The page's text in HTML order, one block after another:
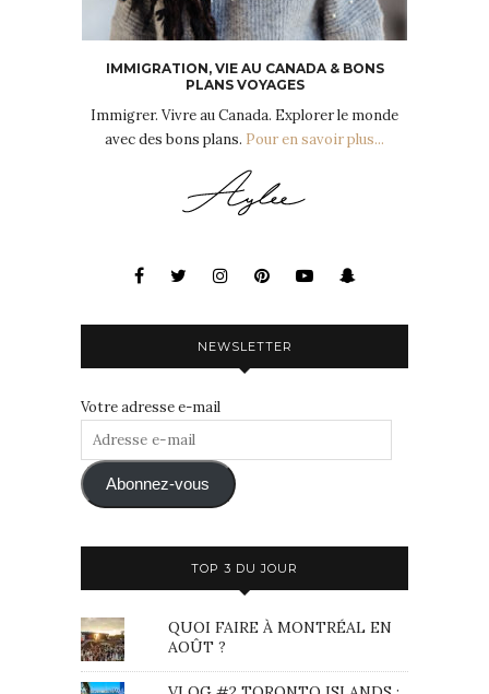
IMMIGRATION, VIE AU CANADA & BONS
PLANS VOYAGES
Immigrer. Vivre au Canada. Explorer le monde
avec des bons plans. Pour en savoir plus...
NEWSLETTER
Votre adresse e-mail
Adresse
mail Abonnez-vous
TOP 3 DU JOUR
QUOI FAIRE À MONTRÉAL EN
AOÛT ?